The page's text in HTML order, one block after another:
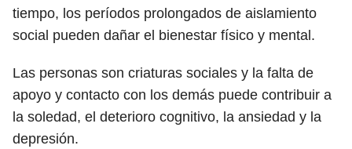
tiempo, los períodos prolongados de aislamiento
social pueden dañar el bienestar físico y mental.
Las personas son criaturas sociales y la falta de
apoyo y contacto con los demás puede contribuir a
la soledad, el deterioro cognitivo, la ansiedad y la
depresión.